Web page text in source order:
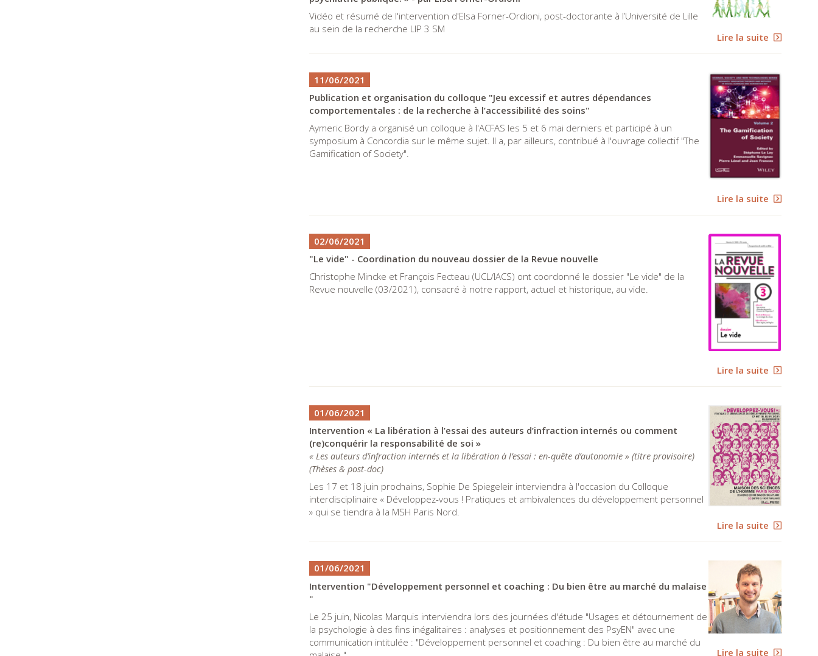
Lire la suite
Vidéo et résumé de l'intervention d'Elsa Forner-Ordioni, post-doctorante à l’Université de Lille
au sein de la recherche LIP 3 SM
Lire la suite
11/06/2021
Publication et organisation du colloque "Jeu excessif et autres dépendances
comportementales : de la recherche à l’accessibilité des soins"
Aymeric Bordy a organisé un colloque à l'ACFAS les 5 et 6 mai derniers et participé à un
symposium à Concordia sur le même sujet. Il a, par ailleurs, contribué à l'ouvrage collectif "The
Gamification of Society".
Lire la suite
02/06/2021
"Le vide" - Coordination du nouveau dossier de la Revue nouvelle
Christophe Mincke et François Fecteau (UCL/IACS) ont coordonné le dossier "Le vide" de la
Revue nouvelle (03/2021), consacré à notre rapport, actuel et historique, au vide.
Lire la suite
01/06/2021
Intervention « La libération à l’essai des auteurs d’infraction internés ou comment
(re)conquérir la responsabilité de soi »
« Les auteurs d’infraction internés et la libération à l’essai : en-quête d’autonomie » (titre provisoire)
(Thèses & post-doc)
Les 17 et 18 juin prochains, Sophie De Spiegeleir interviendra à l'occasion du Colloque
interdisciplinaire « Développez-vous ! Pratiques et ambivalences du développement personnel
» qui se tiendra à la MSH Paris Nord.
Lire la suite
01/06/2021
Intervention "Développement personnel et coaching : Du bien être au marché du malaise
"
Le 25 juin, Nicolas Marquis interviendra lors des journées d'étude "Usages et détournement de
la psychologie à des fins inégalitaires : analyses et positionnement des PsyEN" avec une
communication intitulée : "Développement personnel et coaching : Du bien être au marché du